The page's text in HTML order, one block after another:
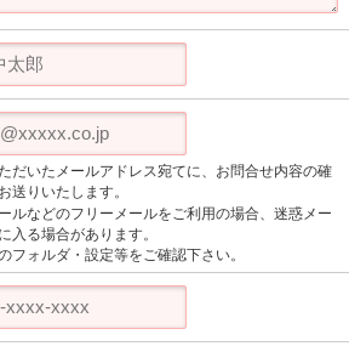
だいたメールアドレス宛てに、お問合せ内容の確
送りいたします。
ルなどのフリーメールをご利用の場合、迷惑メー
入る場合があります。
フォルダ・設定等をご確認下さい。